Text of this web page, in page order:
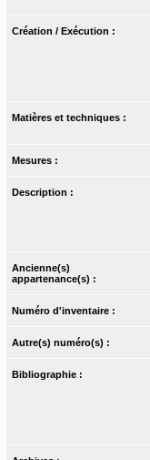
Création / Exécution :
Matières et techniques :
Mesures :
Description :
Ancienne(s)
appartenance(s) :
Numéro d'inventaire :
Autre(s) numéro(s) :
Bibliographie :